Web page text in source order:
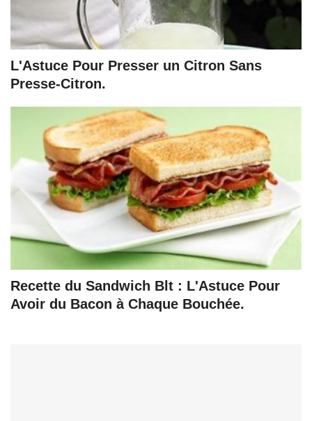
L'Astuce Pour Presser un Citron Sans
Presse-Citron.
Recette du Sandwich Blt : L'Astuce Pour
Avoir du Bacon à Chaque Bouchée.